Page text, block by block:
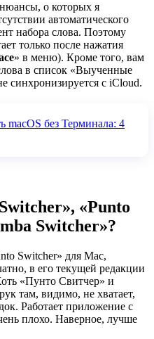
о которых я
автоматического
набора слова. Поэтому
только после нажатия
» в меню). Кроме того, вам
в список «Выученные
синхронизируется с iCloud.
macOS без Терминала: 4
«Punto
Switcher»?
Switcher» для Mac,
в его текущей редакции
«Пунто Свитчер» и
там, видимо, не хватает,
Работает приложение с
плохо. Наверное, лучше